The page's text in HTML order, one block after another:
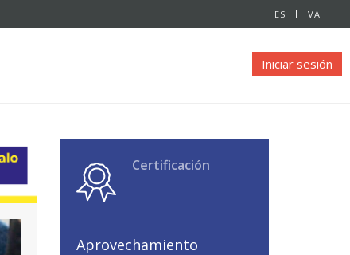
ES VA
Iniciar sesión
Certificación
Aprovechamiento